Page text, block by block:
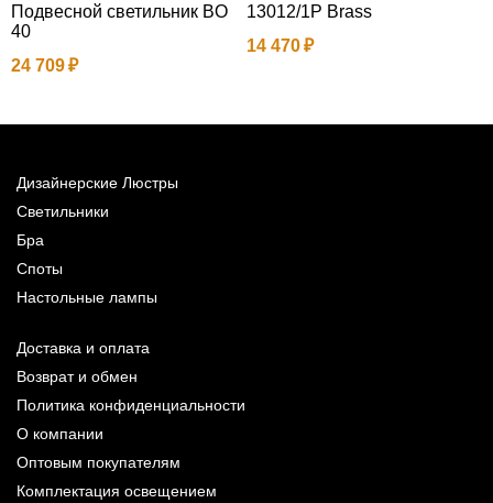
Подвесной светильник BO
40
24 709
13012/1P Brass
14 470
Дизайнерские Люстры
Светильники
Бра
Споты
Настольные лампы
Доставка и оплата
Возврат и обмен
Политика конфиденциальности
О компании
Оптовым покупателям
Комплектация освещением